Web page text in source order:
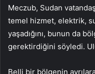
Meczub, Sudan
temel hizmet, elektrik,
yaşadığını, bunun da
gerektirdiğini söyledi.
Belli bir bölgenin